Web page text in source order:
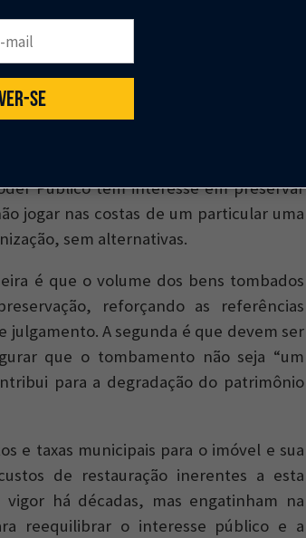
para ser veículo de brigas de
maior parte dos casos por abaixo-
nos quais a manifestação popular
para a comunidade.
Público tem interesse em preservar
jogar nas costas de um particular uma
sem alternativas.
é que o volume dos bens tombados
reforçando as referências
julgamento. A segunda é que devem ser
que o tombamento não seja “um
para a degradação do patrimônio
e taxas municipais para o imóvel e sua
de restauração inerentes a esta
há décadas, mas engatinham na
reequilibrar o interesse público e a
SE